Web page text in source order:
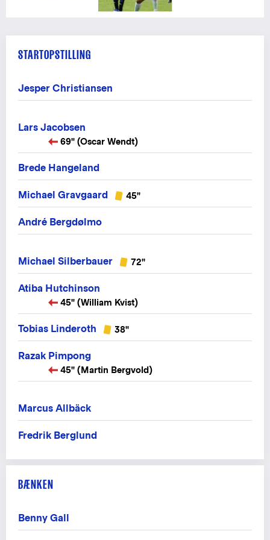
STARTOPSTILLING
Jesper Christiansen
Lars Jacobsen
69" (Oscar Wendt)
Brede Hangeland
Michael Gravgaard 45"
André Bergdølmo
Michael Silberbauer 72"
Atiba Hutchinson
45" (William Kvist)
Tobias Linderoth 38"
Razak Pimpong
45" (Martin Bergvold)
Marcus Allbäck
Fredrik Berglund
BÆNKEN
Benny Gall